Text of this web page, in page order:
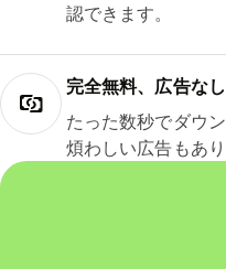
認できます。
完全無料、広告なし
たった数秒でダウ
煩わしい広告もあり